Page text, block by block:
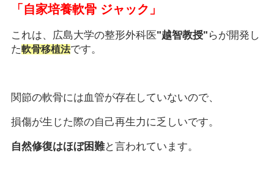
「自家培養軟骨 ジャック」
これは、広島大学の整形外科医"越智教授" らが開発し
た軟骨移植法です。
関節の軟骨には血管が存在していないので、
損傷が生じた際の自己再生力に乏しいです。
自然修復はほぼ困難と言われています。